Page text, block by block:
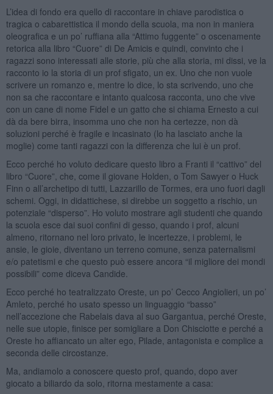
L’idea di fondo era quello di raccontare in chiave parodistica o
tragica o cabarettistica il mondo della scuola, ma non in maniera
oleografica e un po’ ruffiana alla “Attimo fuggente” o oscenamente
retorica alla libro “Cuore” di De Amicis e quindi, convinto che i
ragazzi sono interessati alle storie, più che alla storia, mi dissi, ve la
racconto io la storia di un prof sfigato, un ex. Uno che non vuole
scrivere un romanzo e, mentre lo dice, lo sta scrivendo, uno che
non sa che raccontare e intanto qualcosa racconta, uno che vive
con un cane di nome Fidel e un gatto che si chiama Ernesto a cui
dà da bere birra, insomma uno che non ha certezze, non dà
soluzioni perché è fragile e incasinato (lo ha lasciato anche la
moglie) come tanti ragazzi con la differenza che lui è un prof.
Ecco perché ho voluto dedicare questo libro a Franti il “cattivo” del
libro “Cuore”, che, come il giovane Holden, o Tom Sawyer o Huck
Finn o all’archetipo di tutti, Lazzarillo de Tormes, era uno fuori dagli
schemi. Oggi, in didattichese, si direbbe un soggetto a rischio, un
potenziale “disperso”. Ho voluto mostrare agli studenti che quando
la scuola esce dai suoi confini di gesso, quando i prof, alcuni
almeno, ritornano nel loro privato, le incertezze, i problemi, le
ansie, le gioie, diventano un terreno comune, senza paternalismi
e/o patetismi e che questo può essere ancora “il migliore dei mondi
possibili” come diceva Candide.
Ecco perché ho teatralizzato Oreste, un po’ Cecco Angiolieri, un po’
Amleto, perché ho usato spesso un linguaggio “basso”
nell’accezione che Rabelais dava al suo Gargantua, perché Oreste,
nelle sue utopie, finisce per somigliare a Don Chisciotte e perché a
Oreste ho affiancato un alter ego, Pilade, antagonista e complice a
seconda delle circostanze.
Ma, andiamolo a conoscere questo prof, quando, dopo aver
giocato a biliardo da solo, ritorna mestamente a casa: